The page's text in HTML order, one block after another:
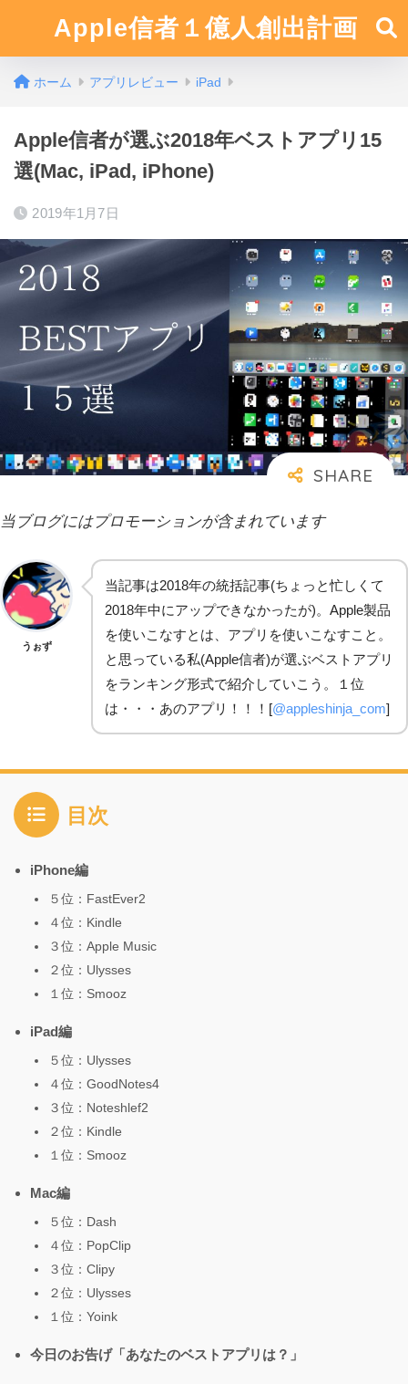
Apple信者１億人創出計画
ホーム アプリレビュー iPad
Apple信者が選ぶ2018年ベストアプリ15
選(Mac, iPad, iPhone)
2019年1月7日
当ブログにはプロモーションが含まれています
うぉず
当記事は2018年の統括記事(ちょっと忙しくて
2018年中にアップできなかったが)。Apple製品
を使いこなすとは、アプリを使いこなすこと。
と思っている私(Apple信者)が選ぶベストアプリ
をランキング形式で紹介していこう。１位
は・・・あのアプリ！！！[@appleshinja_com]
目次
iPhone編
５位：FastEver2
４位：Kindle
３位：Apple Music
２位：Ulysses
１位：Smooz
iPad編
５位：Ulysses
４位：GoodNotes4
３位：Noteshlef2
２位：Kindle
１位：Smooz
Mac編
５位：Dash
４位：PopClip
３位：Clipy
２位：Ulysses
１位：Yoink
今日のお告げ「あなたのベストアプリは？」